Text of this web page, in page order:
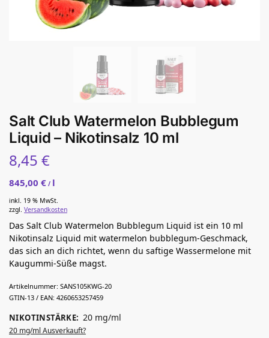
Salt Club Watermelon Bubblegum
Liquid – Nikotinsalz 10 ml
8,45 €
845,00 € / l
inkl. 19 % MwSt.
zzgl. Versandkosten
Das Salt Club Watermelon Bubblegum Liquid ist ein 10 ml
Nikotinsalz Liquid mit watermelon bubblegum-Geschmack,
das sich an dich richtet, wenn du saftige Wassermelone mit
Kaugummi-Süße magst.
Artikelnummer: SANS105KWG-20
GTIN-13 / EAN: 4260653257459
NIKOTINSTÄRKE: 20 mg/ml
20 mg/ml Ausverkauft?